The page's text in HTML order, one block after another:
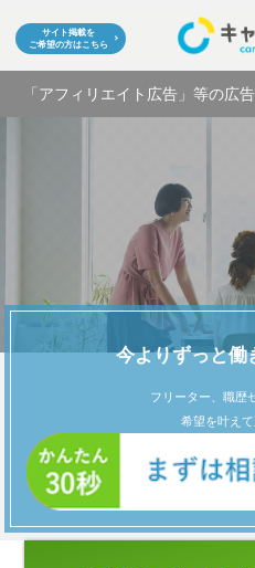
サイト掲載を
ご希望の方はこちら
「アフィリエイト広告」等の広
今よりずっと働
フリーター、職歴
希望を叶え